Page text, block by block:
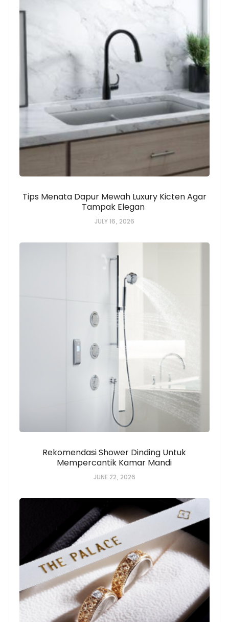
Tips Menata Dapur Mewah Luxury Kicten Agar
Tampak Elegan
JULY 16, 2026
Rekomendasi Shower Dinding Untuk
Mempercantik Kamar Mandi
JUNE 22, 2026